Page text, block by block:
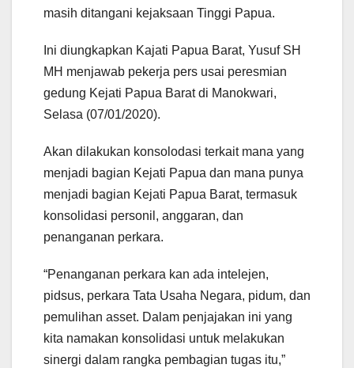
masih ditangani kejaksaan Tinggi Papua.
Ini diungkapkan Kajati Papua Barat, Yusuf SH
MH menjawab pekerja pers usai peresmian
gedung Kejati Papua Barat di Manokwari,
Selasa (07/01/2020).
Akan dilakukan konsolodasi terkait mana yang
menjadi bagian Kejati Papua dan mana punya
menjadi bagian Kejati Papua Barat, termasuk
konsolidasi personil, anggaran, dan
penanganan perkara.
“Penanganan perkara kan ada intelejen,
pidsus, perkara Tata Usaha Negara, pidum, dan
pemulihan asset. Dalam penjajakan ini yang
kita namakan konsolidasi untuk melakukan
sinergi dalam rangka pembagian tugas itu,”